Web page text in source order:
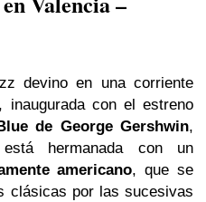
devino en una corriente
, inaugurada con el estreno
de George Gershwin,
hermanada con un
americano, que se
clásicas por las sucesivas